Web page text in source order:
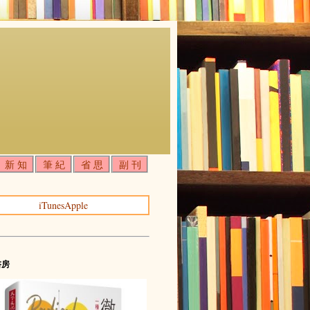
新 知 筆 紀 省 思 副 刊
iTunesApple